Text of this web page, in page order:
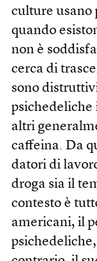
culture usano
quando
non è
cerca di
sono
psichedeliche
altri
caffeina. Da
datori di
droga sia il
contesto è
americani, il